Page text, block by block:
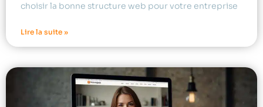
choisir la bonne structure web pour votre entreprise
Lire la suite »